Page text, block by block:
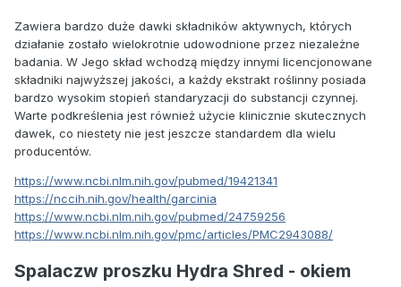
Zawiera bardzo duże dawki składników aktywnych, których
działanie zostało wielokrotnie udowodnione przez niezależne
badania. W Jego skład wchodzą między innymi licencjonowane
składniki najwyższej jakości, a każdy ekstrakt roślinny posiada
bardzo wysokim stopień standaryzacji do substancji czynnej.
Warte podkreślenia jest również użycie klinicznie skutecznych
dawek, co niestety nie jest jeszcze standardem dla wielu
producentów.
https://www.ncbi.nlm.nih.gov/pubmed/19421341
https://nccih.nih.gov/health/garcinia
https://www.ncbi.nlm.nih.gov/pubmed/24759256
https://www.ncbi.nlm.nih.gov/pmc/articles/PMC2943088/
Spalaczw proszku Hydra Shred - okiem